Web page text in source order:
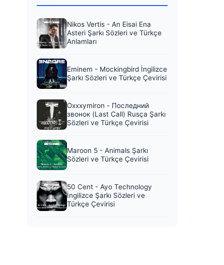
Nikos Vertis - An Eisai Ena
Asteri Şarkı Sözleri ve Türkçe
Anlamları
Eminem - Mockingbird İngilizce
Şarkı Sözleri ve Türkçe Çevirisi
Oxxxymiron - Последний
звонок (Last Call) Rusça Şarkı
Sözleri ve Türkçe Çevirisi
Maroon 5 - Animals Şarkı
Sözleri ve Türkçe Çevirisi
50 Cent - Ayo Technology
İngilizce Şarkı Sözleri ve
Türkçe Çevirisi